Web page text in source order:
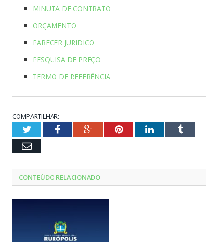
MINUTA DE CONTRATO
ORÇAMENTO
PARECER JURIDICO
PESQUISA DE PREÇO
TERMO DE REFERÊNCIA
COMPARTILHAR:
TwitterFacebookGoogle+PinterestLinkedInTumblr
Email
CONTEÚDO RELACIONADO